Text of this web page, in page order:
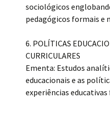
sociológicos
pedagógicos formais e
6. POLÍTICAS
CURRICULARES
Ementa: Estudos
educacionais e as
experiências